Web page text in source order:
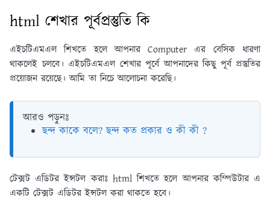
html শেখার পূর্বপ্রস্তুতি কি
এইচটিএমএল শিখতে হলে আপনার Computer এর বেসিক ধারণা
থাকলেই চলবে। এইচটিএমএল শেখার পূর্বে আপনাদের কিছু পূর্ব প্রস্তুতির
প্রয়ােজন রয়েছে। আমি তা নিচে আলােচনা করেছি।
আরও পড়ুনঃ
ছন্দ কাকে বলে? ছন্দ কত প্রকার ও কী কী ?
টেক্সট এডিটর ইন্সটল করাঃ html শিখতে হলে আপনার কম্পিউটার এ
একটি টেক্সট এডিটর ইন্সটল করা থাকতে হবে।